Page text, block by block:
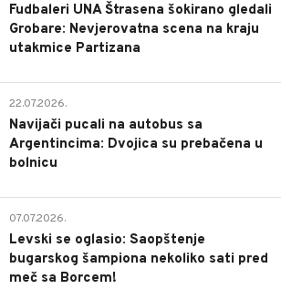
Fudbaleri UNA Štrasena šokirano gledali
Grobare: Nevjerovatna scena na kraju
utakmice Partizana
22.07.2026.
Navijači pucali na autobus sa
Argentincima: Dvojica su prebačena u
bolnicu
07.07.2026.
Levski se oglasio: Saopštenje
bugarskog šampiona nekoliko sati pred
meč sa Borcem!